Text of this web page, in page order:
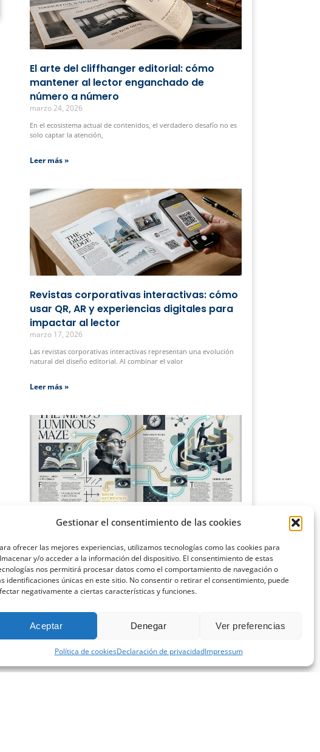
Gestionar el consentimiento de las cookies
ofrecer las mejores experiencias, utilizamos tecnologías como las cookies para
y/o acceder a la información del dispositivo. El consentimiento de estas
nos permitirá procesar datos como el comportamiento de navegación o
identificaciones únicas en este sitio. No consentir o retirar el consentimiento, puede
negativamente a ciertas características y funciones.
Aceptar Denegar Ver preferencias
Política de cookiesDeclaración de privacidadImpressum
El arte del cliffhanger editorial: cómo
mantener al lector enganchado de
número a número
marzo 24, 2026
En el ecosistema actual de contenidos, el verdadero desafío no es
solo captar la atención,
Leer más »
Revistas corporativas interactivas: cómo
usar QR, AR y experiencias digitales para
impactar al lector
marzo 17, 2026
Las revistas corporativas interactivas representan una evolución
natural del diseño editorial. Al combinar el valor
Leer más »
La ciencia del diseño editorial: cómo la
marzo 9, 2026
Cuando pensamos en una revista o en cualquier publicación
profesional, solemos centrarnos en el contenido:
Leer más »